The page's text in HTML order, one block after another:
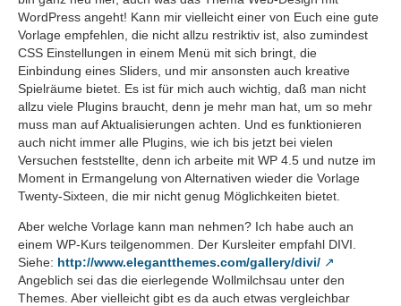
WordPress angeht! Kann mir vielleicht einer von Euch eine gute
Vorlage empfehlen, die nicht allzu restriktiv ist, also zumindest
CSS Einstellungen in einem Menü mit sich bringt, die
Einbindung eines Sliders, und mir ansonsten auch kreative
Spielräume bietet. Es ist für mich auch wichtig, daß man nicht
allzu viele Plugins braucht, denn je mehr man hat, um so mehr
muss man auf Aktualisierungen achten. Und es funktionieren
auch nicht immer alle Plugins, wie ich bis jetzt bei vielen
Versuchen feststellte, denn ich arbeite mit WP 4.5 und nutze im
Moment in Ermangelung von Alternativen wieder die Vorlage
Twenty-Sixteen, die mir nicht genug Möglichkeiten bietet.
Aber welche Vorlage kann man nehmen? Ich habe auch an
einem WP-Kurs teilgenommen. Der Kursleiter empfahl DIVI.
Siehe: http://www.elegantthemes.com/gallery/divi/
Angeblich sei das die eierlegende Wollmilchsau unter den
Themes. Aber vielleicht gibt es da auch etwas vergleichbar